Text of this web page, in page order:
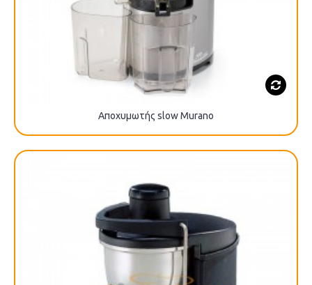
Αποχυμωτής slow Murano